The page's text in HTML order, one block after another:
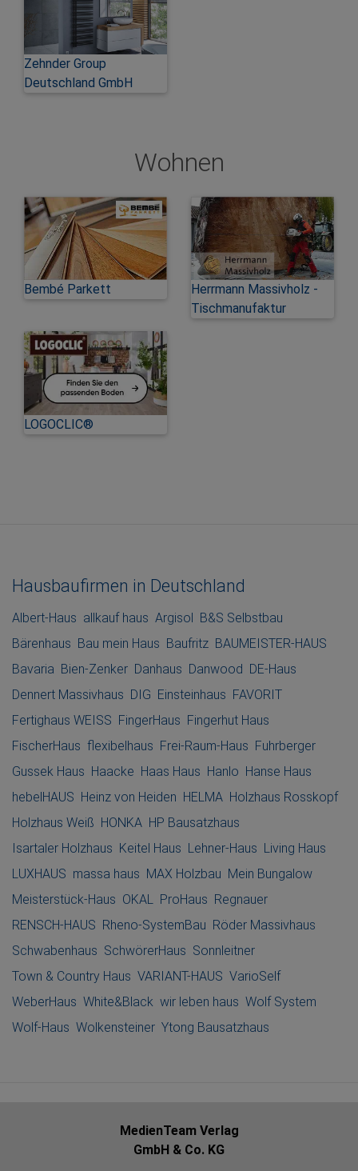
Zehnder Group
Deutschland GmbH
Wohnen
Bembé Parkett
Herrmann Massivholz -
Tischmanufaktur
LOGOCLIC®
Hausbaufirmen in Deutschland
Albert-Haus allkauf haus Argisol B&S Selbstbau
Bärenhaus Bau mein Haus Baufritz BAUMEISTER-HAUS
Bavaria Bien-Zenker Danhaus Danwood DE-Haus
Dennert Massivhaus DIG Einsteinhaus FAVORIT
Fertighaus WEISS FingerHaus Fingerhut Haus
FischerHaus flexibelhaus Frei-Raum-Haus Fuhrberger
Gussek Haus Haacke Haas Haus Hanlo Hanse Haus
hebelHAUS Heinz von Heiden HELMA Holzhaus Rosskopf
Holzhaus Weiß HONKA HP Bausatzhaus
Isartaler Holzhaus Keitel Haus Lehner-Haus Living Haus
LUXHAUS massa haus MAX Holzbau Mein Bungalow
Meisterstück-Haus OKAL ProHaus Regnauer
RENSCH-HAUS Rheno-SystemBau Röder Massivhaus
Schwabenhaus SchwörerHaus Sonnleitner
Town & Country Haus VARIANT-HAUS VarioSelf
WeberHaus White&Black wir leben haus Wolf System
Wolf-Haus Wolkensteiner Ytong Bausatzhaus
MedienTeam Verlag
GmbH & Co. KG